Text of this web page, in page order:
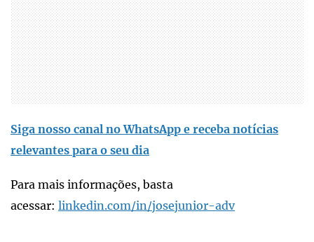
Siga nosso canal no WhatsApp e receba notícias
relevantes para o seu dia
Para mais informações, basta
acessar: linkedin.com/in/josejunior-adv